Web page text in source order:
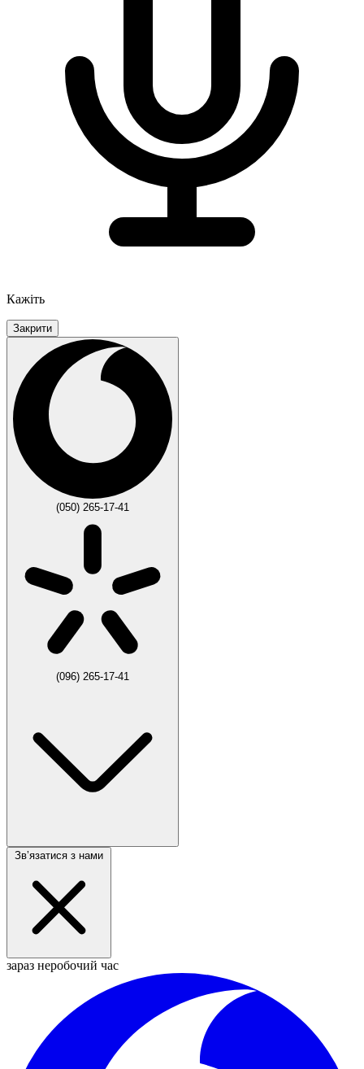
Кажіть
Закрити
(050) 265-17-41
(096) 265-17-41
Звʼязатися з нами
зараз неробочий час